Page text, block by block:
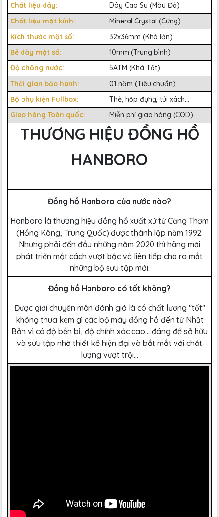
Chất liệu dây:
Dây Cao Su (Màu Đỏ)
Chất liệu mặt kính:
Mineral Crystal (Cứng)
Kích thước mặt số:
32x36mm (Khá lớn)
Bề dày mặt số:
10mm (Trung bình)
Độ chống nước:
5ATM (Khá Tốt)
Thời gian bảo hành:
01 năm (Tiêu chuẩn)
Bộ phụ kiện Fullbox:
Thẻ, hộp đựng, túi xách...
Giao hàng Toàn quốc:
Miễn phí giao hàng (COD)
THƯƠNG HIỆU ĐỒNG HỒ
HANBORO
Đồng hồ Hanboro của nước nào?
Hanboro là thương hiệu đồng hồ xuất xứ từ Cảng Thơm
(Hồng Kông, Trung Quốc) được thành lập năm 1992.
Nhưng phải đến đầu những năm 2020 thì hãng mới
phát triển một cách vượt bậc và liên tiếp cho ra mắt
những bộ sưu tập mới.
Đồng hồ Hanboro có tốt không?
Được giới chuyên môn đánh giá là có chất lượng ''tốt''
không thua kém gì các bộ máy đồng hồ đến từ Nhật
Bản vì có độ bền bỉ, độ chính xác cao… đáng để sở hữu
và sưu tập nhờ thiết kế hiện đại và bắt mắt với chất
lượng vượt trội...